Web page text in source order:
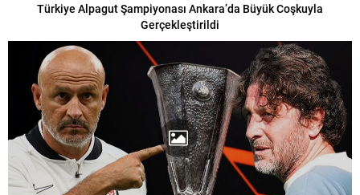
Türkiye Alpagut Şampiyonası Ankara’da Büyük Coşkuyla
Gerçekleştirildi